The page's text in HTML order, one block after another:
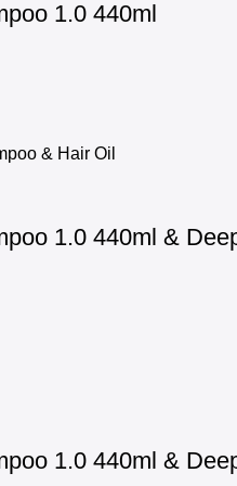
1.0 440ml
1.0 440ml &
1.0 440ml &